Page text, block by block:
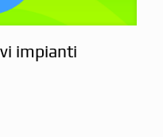
impianti